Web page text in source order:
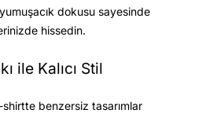
dokusu sayesinde
hissedin.
ile Kalıcı Stil
benzersiz tasarımlar